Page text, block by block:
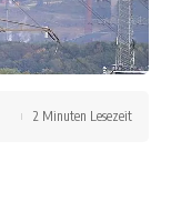
2 Minuten Lesezeit